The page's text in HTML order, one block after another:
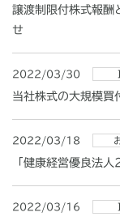
譲渡制限付株式報酬
せ
2022/03/30
当社株式の大規模買
2022/03/18
「健康経営優良法
2022/03/16